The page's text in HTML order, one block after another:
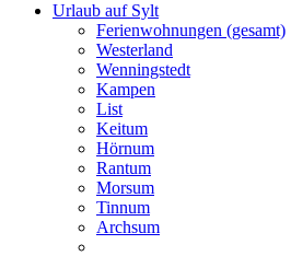
Urlaub auf Sylt
Ferienwohnungen (gesamt)
Westerland
Wenningstedt
Kampen
List
Keitum
Hörnum
Rantum
Morsum
Tinnum
Archsum